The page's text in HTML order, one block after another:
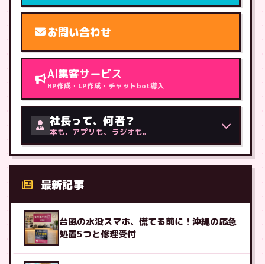
お問い合わせ
AI集客サービス
HP作成・LP作成・チャットbot導入
社長って、何者？
本も、アプリも、ラジオも。
最新記事
台風の水没スマホ、慌てる前に！沖縄の応急
処置5つと修理受付